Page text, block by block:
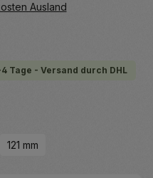
Ausland
Tage - Versand durch DHL
121 mm